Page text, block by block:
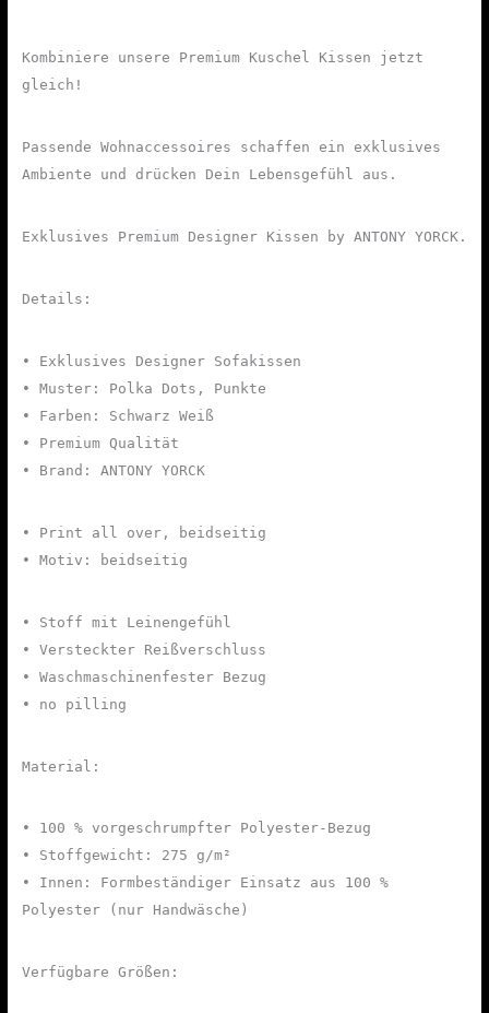
Kombiniere unsere Premium Kuschel Kissen jetzt
gleich!
Passende Wohnaccessoires schaffen ein exklusives
Ambiente und drücken Dein Lebensgefühl aus.
Exklusives Premium Designer Kissen by ANTONY YORCK.
Details:
• Exklusives Designer Sofakissen
• Muster: Polka Dots, Punkte
• Farben: Schwarz Weiß
• Premium Qualität
• Brand: ANTONY YORCK
• Print all over, beidseitig
• Motiv: beidseitig
• Stoff mit Leinengefühl
• Versteckter Reißverschluss
• Waschmaschinenfester Bezug
• no pilling
Material:
• 100 % vorgeschrumpfter Polyester-Bezug
• Stoffgewicht: 275 g/m²
• Innen: Formbeständiger Einsatz aus 100 %
Polyester (nur Handwäsche)
Verfügbare Größen: